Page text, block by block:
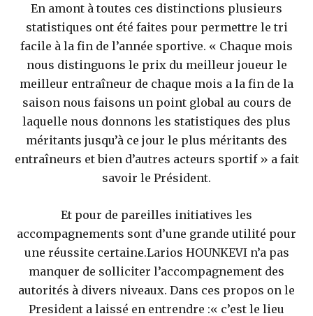
En amont à toutes ces distinctions plusieurs
statistiques ont été faites pour permettre le tri
facile à la fin de l’année sportive. « Chaque mois
nous distinguons le prix du meilleur joueur le
meilleur entraîneur de chaque mois a la fin de la
saison nous faisons un point global au cours de
laquelle nous donnons les statistiques des plus
méritants jusqu’à ce jour le plus méritants des
entraîneurs et bien d’autres acteurs sportif » a fait
savoir le Président.
Et pour de pareilles initiatives les
accompagnements sont d’une grande utilité pour
une réussite certaine.Larios HOUNKEVI n’a pas
manquer de solliciter l’accompagnement des
autorités à divers niveaux. Dans ces propos on le
President a laissé en entrendre :« c’est le lieu